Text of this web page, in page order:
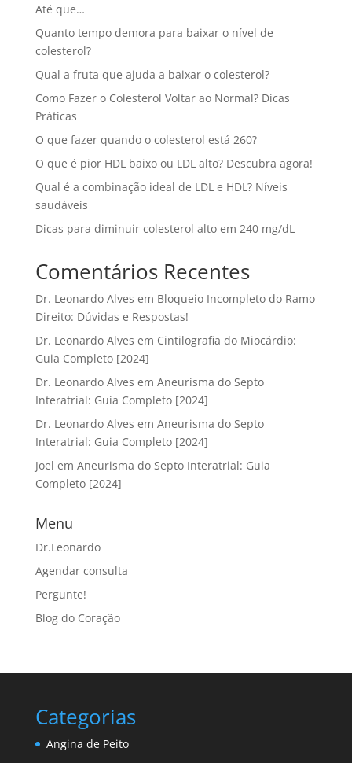
Até que…
Quanto tempo demora para baixar o nível de
colesterol?
Qual a fruta que ajuda a baixar o colesterol?
Como Fazer o Colesterol Voltar ao Normal? Dicas
Práticas
O que fazer quando o colesterol está 260?
O que é pior HDL baixo ou LDL alto? Descubra agora!
Qual é a combinação ideal de LDL e HDL? Níveis
saudáveis
Dicas para diminuir colesterol alto em 240 mg/dL
Comentários Recentes
Dr. Leonardo Alves em Bloqueio Incompleto do Ramo
Direito: Dúvidas e Respostas!
Dr. Leonardo Alves em Cintilografia do Miocárdio:
Guia Completo [2024]
Dr. Leonardo Alves em Aneurisma do Septo
Interatrial: Guia Completo [2024]
Dr. Leonardo Alves em Aneurisma do Septo
Interatrial: Guia Completo [2024]
Joel em Aneurisma do Septo Interatrial: Guia
Completo [2024]
Menu
Dr.Leonardo
Agendar consulta
Pergunte!
Blog do Coração
Categorias
Angina de Peito